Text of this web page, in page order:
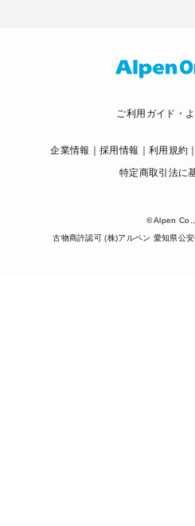
ご利用ガイド・
企業情報 採用情報 利用規約
特定商取引法に
© Alpen
古物商許認可 (株)アルペン 愛知県